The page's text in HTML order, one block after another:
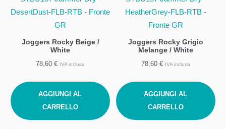
Joggers Rocky Beige /
White
78,60 € IVA inclusa
AGGIUNGI AL
CARRELLO
Joggers Rocky Grigio
Melange / White
78,60 € IVA inclusa
AGGIUNGI AL
CARRELLO